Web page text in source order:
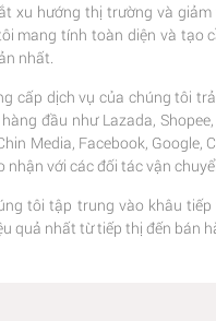
xu hướng thị trường và
mang tính toàn diện và tạo
nhất.
cấp dịch vụ của chúng tôi
đầu như Lazada,
Media, Facebook, Google,
nhận với các đối tác vận
tôi tập trung vào khâu
quả nhất từ tiếp thị đến bán